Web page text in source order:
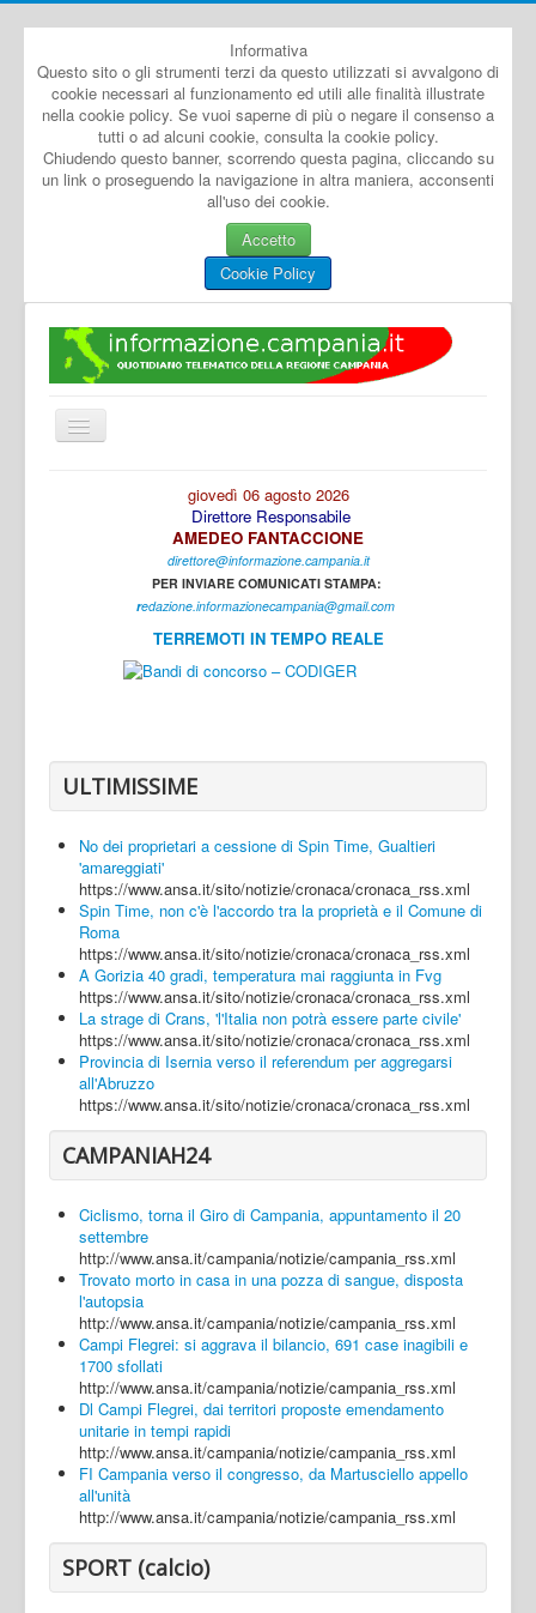
Informativa
Questo sito o gli strumenti terzi da questo utilizzati si avvalgono di
cookie necessari al funzionamento ed utili alle finalità illustrate
nella cookie policy. Se vuoi saperne di più o negare il consenso a
tutti o ad alcuni cookie, consulta la cookie policy.
Chiudendo questo banner, scorrendo questa pagina, cliccando su
un link o proseguendo la navigazione in altra maniera, acconsenti
all'uso dei cookie.
Accetto
Cookie Policy
Cambia
navigazione
Caserta
Napoli
Salerno
Login
giovedì 06 agosto 2026
Direttore Responsabile
AMEDEO FANTACCIONE
direttore@informazione.campania.it
PER INVIARE COMUNICATI STAMPA:
redazione.informazionecampania@gmail.com
TERREMOTI IN TEMPO REALE
ULTIMISSIME
No dei proprietari a cessione di Spin Time, Gualtieri
'amareggiati'
https://www.ansa.it/sito/notizie/cronaca/cronaca_rss.xml
Spin Time, non c'è l'accordo tra la proprietà e il Comune di
Roma
https://www.ansa.it/sito/notizie/cronaca/cronaca_rss.xml
A Gorizia 40 gradi, temperatura mai raggiunta in Fvg
https://www.ansa.it/sito/notizie/cronaca/cronaca_rss.xml
La strage di Crans, 'l'Italia non potrà essere parte civile'
https://www.ansa.it/sito/notizie/cronaca/cronaca_rss.xml
Provincia di Isernia verso il referendum per aggregarsi
all'Abruzzo
https://www.ansa.it/sito/notizie/cronaca/cronaca_rss.xml
CAMPANIAH24
Ciclismo, torna il Giro di Campania, appuntamento il 20
settembre
http://www.ansa.it/campania/notizie/campania_rss.xml
Trovato morto in casa in una pozza di sangue, disposta
l'autopsia
http://www.ansa.it/campania/notizie/campania_rss.xml
Campi Flegrei: si aggrava il bilancio, 691 case inagibili e
1700 sfollati
http://www.ansa.it/campania/notizie/campania_rss.xml
Dl Campi Flegrei, dai territori proposte emendamento
unitarie in tempi rapidi
http://www.ansa.it/campania/notizie/campania_rss.xml
FI Campania verso il congresso, da Martusciello appello
all'unità
http://www.ansa.it/campania/notizie/campania_rss.xml
SPORT (calcio)